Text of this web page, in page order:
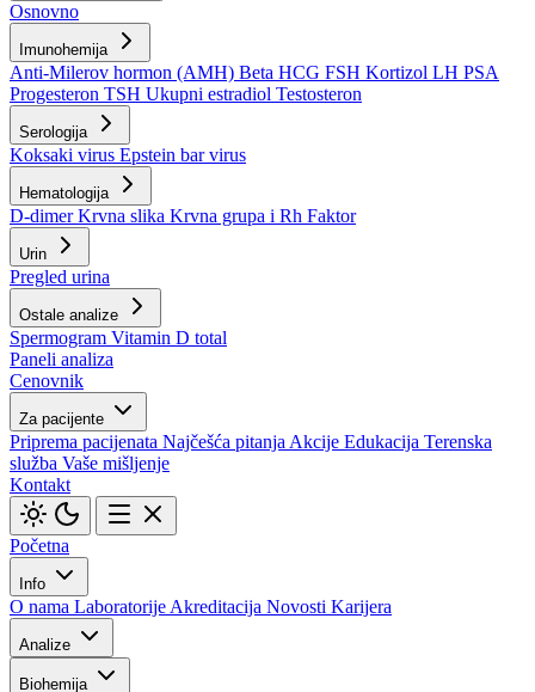
Osnovno
Imunohemija
Anti-Milerov hormon (AMH) Beta HCG FSH Kortizol LH PSA
Progesteron TSH Ukupni estradiol Testosteron
Serologija
Koksaki virus Epstein bar virus
Hematologija
D-dimerKrvna slika Krvna grupa i Rh Faktor
Urin
Pregled urina
Ostale analize
Spermogram Vitamin D total
Paneli analiza
Cenovnik
Za pacijente
Priprema pacijenata Najčešća pitanja Akcije Edukacija Terenska
služba Vaše mišljenje
Kontakt
Početna
Info
O nama Laboratorije Akreditacija Novosti Karijera
Analize
Biohemija